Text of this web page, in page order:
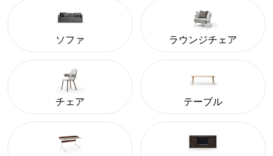
ソファ ラウンジチェア
チェア テーブル